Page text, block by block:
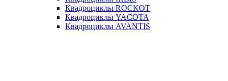
Квадроциклы ROCKOT
Квадроциклы YACOTA
Квадроциклы AVANTIS